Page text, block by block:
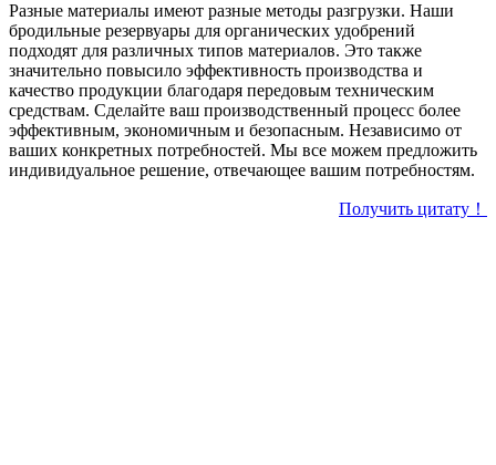
Разные материалы имеют разные методы разгрузки. Наши
бродильные резервуары для органических удобрений
подходят для различных типов материалов. Это также
значительно повысило эффективность производства и
качество продукции благодаря передовым техническим
средствам. Сделайте ваш производственный процесс более
эффективным, экономичным и безопасным. Независимо от
ваших конкретных потребностей. Мы все можем предложить
индивидуальное решение, отвечающее вашим потребностям.
Получить цитату！